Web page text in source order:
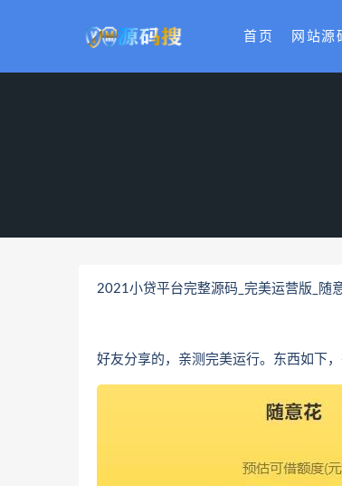
首页 网站源
2021小贷平台完整源码_完美运营版_随
好友分享的，亲测完美运行。东西如下